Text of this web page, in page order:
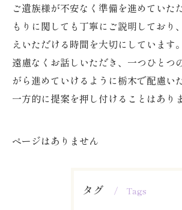
ご遺族様が不安なく準備を進めていた
もりに関しても丁寧にご説明しており
えいただける時間を大切にしています
遠慮なくお話しいただき、一つひとつ
がら進めていけるように栃木で配慮い
一方的に提案を押し付けることはあり
ページはありません
タグ Tags